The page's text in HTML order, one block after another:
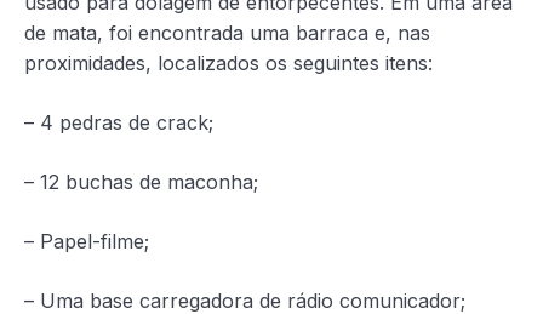
de mata, foi encontrada uma barraca e, nas
proximidades, localizados os seguintes itens:
– 4 pedras de crack;
– 12 buchas de maconha;
– Papel-filme;
– Uma base carregadora de rádio comunicador;